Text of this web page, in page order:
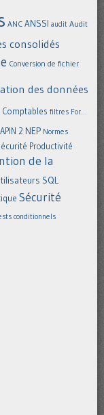
ANC ANSSI audit Audit
consolidés
Conversion de fichier
des données
Comptables filtres For...
2 NEP Normes
Productivité
de la
SQL
Sécurité
conditionnels